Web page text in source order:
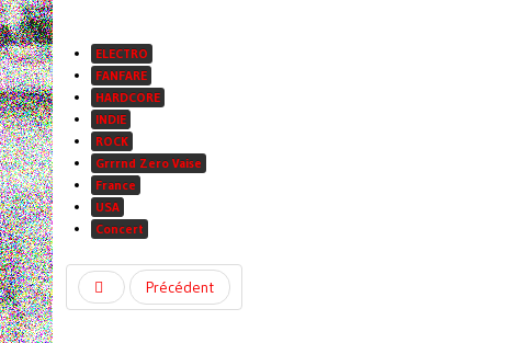
ELECTRO
FANFARE
HARDCORE
INDIE
ROCK
Grrrnd Zero Vaise
France
USA
Concert
Précédent